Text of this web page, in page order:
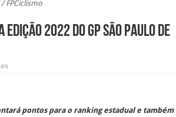
FPCiclismo
2022 do GP São Paulo de
pontos para o ranking estadual e também